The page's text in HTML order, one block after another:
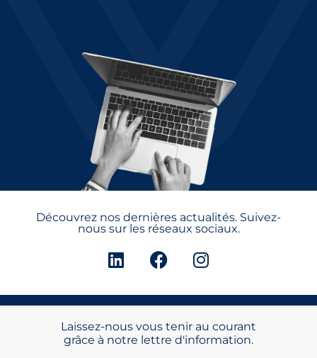
Découvrez nos dernières actualités. Suivez-
nous sur les réseaux sociaux.
Laissez-nous vous tenir au courant
grâce à notre lettre d'information.